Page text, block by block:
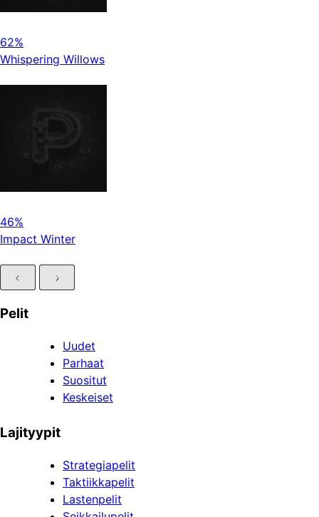
62%
Whispering Willows
46%
Impact Winter
Pelit
Uudet
Parhaat
Suositut
Keskeiset
Lajityypit
Strategiapelit
Taktiikkapelit
Lastenpelit